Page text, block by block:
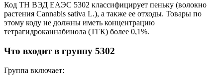
Код ТН ВЭД ЕАЭС 5302 классифицирует пеньку (волокно
растения Cannabis sativa L.), а также ее отходы. Товары по
этому коду не должны иметь концентрацию
тетрагидроканнабинола (ТГК) более 0,1%.
Что входит в группу 5302
Группа включает: